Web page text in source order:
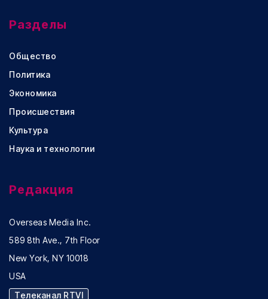
Разделы
Общество
Политика
Экономика
Происшествия
Культура
Наука и технологии
Редакция
Overseas Media Inc.
589 8th Ave., 7th Floor
New York, NY 10018
USA
Телеканал RTVI